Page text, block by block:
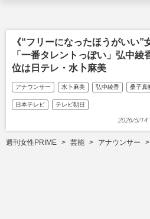
《“フリーになったほうがいい”
「一番タレントっぽい」弘中
位は日テレ・水卜麻美
アナウンサー 水卜麻美 弘中綾香 桑子真
日本テレビ テレビ朝日
2026/5/14
週刊女性PRIME 芸能 アナウンサー